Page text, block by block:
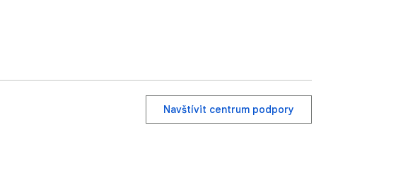
Navštívit centrum podpory